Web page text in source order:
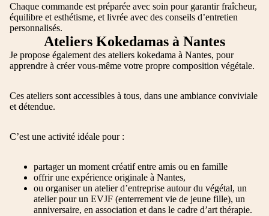
Chaque commande est préparée avec soin pour garantir fraîcheur,
équilibre et esthétisme, et livrée avec des conseils d’entretien
personnalisés.
Ateliers Kokedamas à Nantes
Je propose également des ateliers kokedama à Nantes, pour
apprendre à créer vous-même votre propre composition végétale.
Ces ateliers sont accessibles à tous, dans une ambiance conviviale
et détendue.
C’est une activité idéale pour :
partager un moment créatif entre amis ou en famille
offrir une expérience originale à Nantes,
ou organiser un atelier d’entreprise autour du végétal, un
atelier pour un EVJF (enterrement vie de jeune fille), un
anniversaire, en association et dans le cadre d’art thérapie.